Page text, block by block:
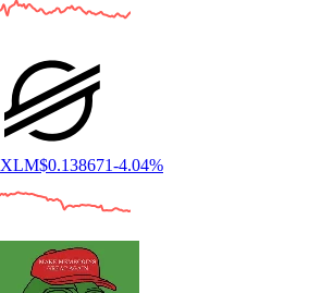
XLM$0.138671-4.04%